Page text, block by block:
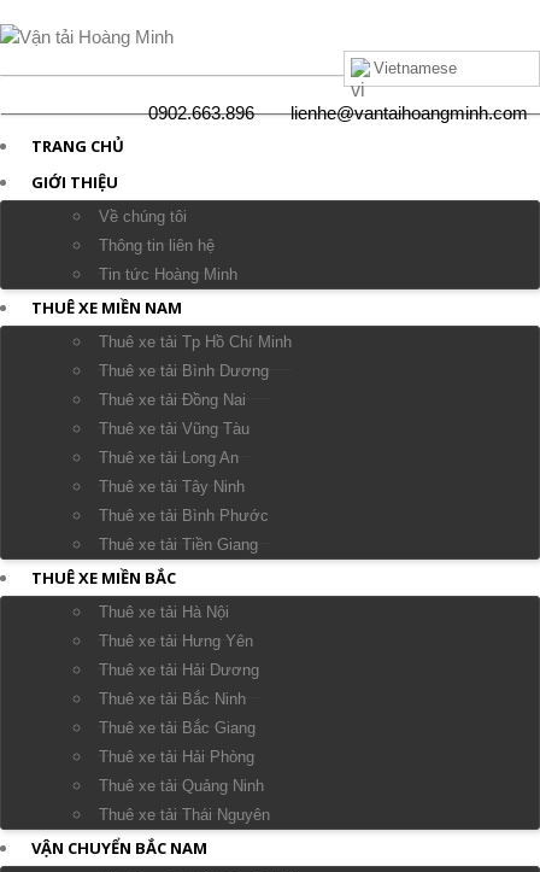
Vietnamese
0902.663.896 lienhe@vantaihoangminh.com
TRANG CHỦ
GIỚI THIỆU
Về chúng tôi
Thông tin liên hệ
Tin tức Hoàng Minh
THUÊ XE MIỀN NAM
Thuê xe tải Tp Hồ Chí Minh
Thuê xe tải Bình Dương
Thuê xe tải Đồng Nai
Thuê xe tải Vũng Tàu
Thuê xe tải Long An
Thuê xe tải Tây Ninh
Thuê xe tải Bình Phước
Thuê xe tải Tiền Giang
THUÊ XE MIỀN BẮC
Thuê xe tải Hà Nội
Thuê xe tải Hưng Yên
Thuê xe tải Hải Dương
Thuê xe tải Bắc Ninh
Thuê xe tải Bắc Giang
Thuê xe tải Hải Phòng
Thuê xe tải Quảng Ninh
Thuê xe tải Thái Nguyên
VẬN CHUYỂN BẮC NAM